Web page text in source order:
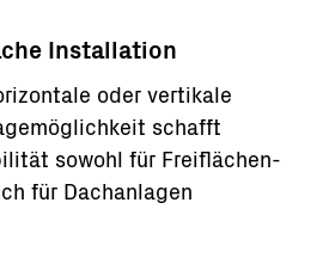
Installation
oder vertikale
schafft
sowohl für Freiflächen-
für Dachanlagen